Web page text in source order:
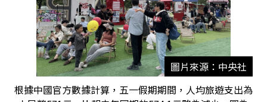
圖片來源：中央社
根據中國官方數據計算，五一假期期間，人均旅遊支出為